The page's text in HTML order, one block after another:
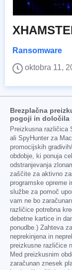
Ransomware
oktobra 11,
Brezplačna
pogoji in določila
Preizkusna različica
ali SpyHunter za
promocijskih
obdobje, ki ponuja
odstranjevanja
zaščite za aktivno
programske opreme
službe za pomoč
vam ne bo
različice potrebna
debetne kartice in
ponudbe.) Zahteva
neprekinjena in
preizkusne različice
Med preizkusnim
zaračunan znesek